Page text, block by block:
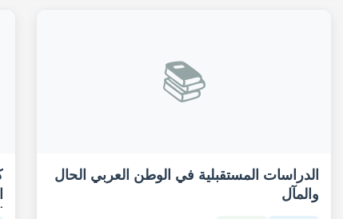
📚
الدراسات المستقبلية في الوطن العربي الحال
والمآل